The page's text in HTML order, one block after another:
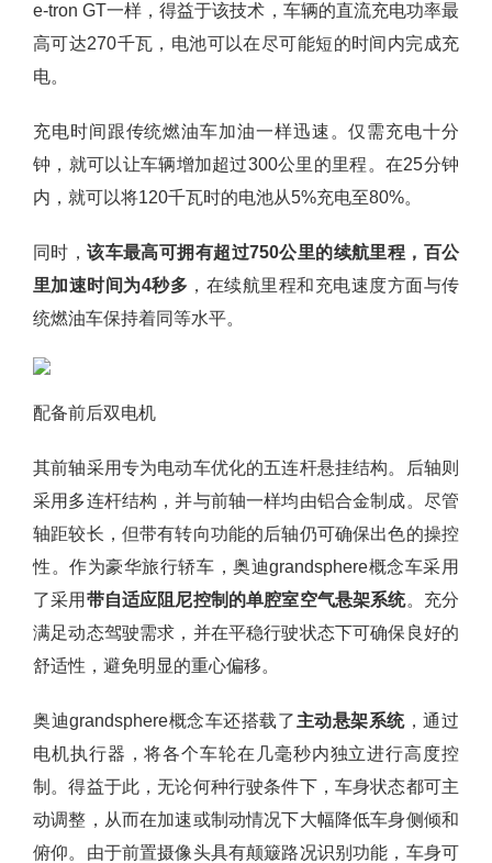
e-tron GT一样，得益于该技术，车辆的直流充电功率最
高可达270千瓦，电池可以在尽可能短的时间内完成充
电。
充电时间跟传统燃油车加油一样迅速。仅需充电十分
钟，就可以让车辆增加超过300公里的里程。在25分钟
内，就可以将120千瓦时的电池从5%充电至80%。
同时，该车最高可拥有超过750公里的续航里程，百公
里加速时间为4秒多 ，在续航里程和充电速度方面与传
统燃油车保持着同等水平。
配备前后双电机
其前轴采用专为电动车优化的五连杆悬挂结构。后轴则
采用多连杆结构，并与前轴一样均由铝合金制成。尽管
轴距较长，但带有转向功能的后轴仍可确保出色的操控
性。作为豪华旅行轿车，奥迪grandsphere概念车采用
了采用 带自适应阻尼控制的单腔室空气悬架系统。充分
满足动态驾驶需求，并在平稳行驶状态下可确保良好的
舒适性，避免明显的重心偏移。
奥迪grandsphere概念车还搭载了 主动悬架系统，通过
电机执行器，将各个车轮在几毫秒内独立进行高度控
制。得益于此，无论何种行驶条件下，车身状态都可主
动调整，从而在加速或制动情况下大幅降低车身侧倾和
俯仰。由于前置摄像头具有颠簸路况识别功能，车身可